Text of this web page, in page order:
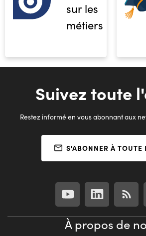
sur les
métiers
Suivez toute
Restez informé en vous abonnant aux
S'ABONNER À TOUTE
À propos de